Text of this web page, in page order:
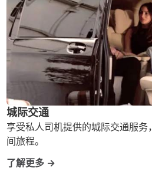
城际交通
享受私人司机提供的城际交通服
间旅程。
了解更多 →